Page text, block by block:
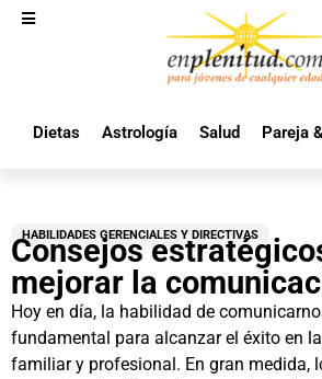
Dietas Astrología Salud Pareja
HABILIDADES GERENCIALES Y DIRECTIVAS
Consejos
mejorar la
Hoy en día, la habilidad de
fundamental para alcanzar el éxito en
familiar y profesional. En gran medida,